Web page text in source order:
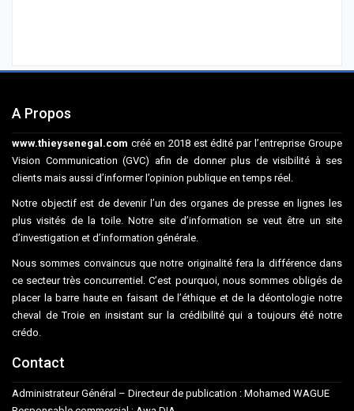
A Propos
www.thieysenegal.com créé en 2018 est édité par l’entreprise Groupe
Vision Communication (GVC) afin de donner plus de visibilité à ses
clients mais aussi d’informer l’opinion publique en temps réel.
Notre objectif est de devenir l’un des organes de presse en lignes les
plus visités de la toile. Notre site d’information se veut être un site
d’investigation et d’information générale.
Nous sommes convaincus que notre originalité fera la différence dans
ce secteur très concurrentiel. C’est pourquoi, nous sommes obligés de
placer la barre haute en faisant de l’éthique et de la déontologie notre
cheval de Troie en insistant sur la crédibilité qui a toujours été notre
crédo.
Contact
Administrateur Général – Directeur de publication : Mohamed WAGUE